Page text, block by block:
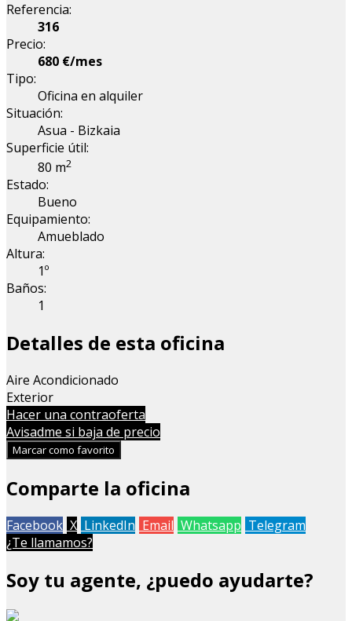
Referencia:
316
Precio:
680 €/mes
Tipo:
Oficina en alquiler
Situación:
Asua - Bizkaia
Superficie útil:
80 m2
Estado:
Bueno
Equipamiento:
Amueblado
Altura:
1º
Baños:
1
Detalles de esta oficina
Aire Acondicionado
Exterior
Hacer una contraoferta
Avisadme si baja de precio
Marcar como favorito
Comparte la oficina
Facebook X LinkedIn Email Whatsapp Telegram
¿Te llamamos?
Soy tu agente, ¿puedo ayudarte?